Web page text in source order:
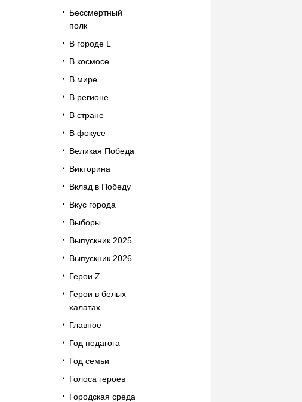
Бессмертный
полк
В городе L
В космосе
В мире
В регионе
В стране
В фокусе
Великая Победа
Викторина
Вклад в Победу
Вкус города
Выборы
Выпускник 2025
Выпускник 2026
Герои Z
Герои в белых
халатах
Главное
Год педагога
Год семьи
Голоса героев
Городская среда